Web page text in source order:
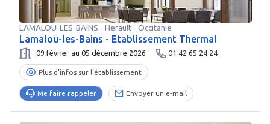
LAMALOU-LES-BAINS - Herault- Occitanie
Lamalou-les-Bains - Etablissement Thermal
09 février au 05 décembre 2026 01 42 65 24 24
Plus d’infos sur l’établissement
Me faire rappeler Envoyer un e-mail